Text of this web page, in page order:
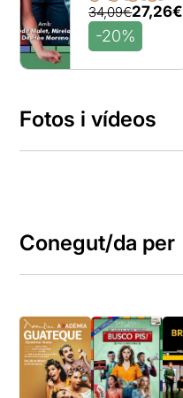
34,09€27,26€
-20%
Fotos i vídeos
Conegut/da per